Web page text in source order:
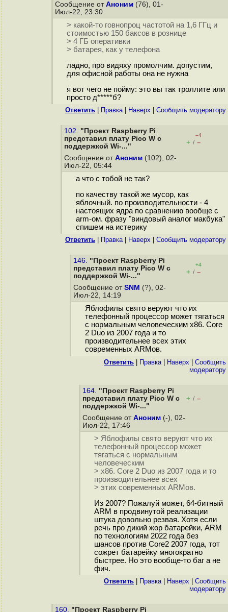
Сообщение от Аноним (76), 01-
Июл-22, 23:30
> какой-то говнопроц частотой на 1,6 ГГц и
стоимостью 150 баксов в рознице
> 4 ГБ оперативки
> батарея, как у телефона
ладно, про видяху промолчим. допустим,
для офисной работы она не нужна
я вот чего не пойму: это вы так троллите или
просто д*****б?
Ответить Правка| Наверх Cообщить модератору
102. "Проект Raspberry Pi
представил плату Pico W с
поддержкой Wi-..."
–4
+ / –
Сообщение от Аноним (102), 02-
Июл-22, 05:44
а что с тобой не так?
по качеству такой же мусор, как
яблочный. по производительности - 4
настоящих ядра по сравнению вообще с
arm-ом. фразу "виндовый аналог макбука"
спишем на истерику
Ответить Правка| Наверх Cообщить модератору
146. "Проект Raspberry Pi
представил плату Pico W с
поддержкой Wi-..."
+4
+ / –
Сообщение от SNM (?), 02-
Июл-22, 14:19
Яблофилы свято веруют что их
телефонный процессор может тягаться
с нормальным человеческим x86. Core
2 Duo из 2007 года и то
производительнее всех этих
современных ARMов.
Ответить Правка| Наверх
Cообщить
модератору
164. "Проект Raspberry Pi
представил плату Pico W с
поддержкой Wi-..."
+ / –
Сообщение от Аноним (-), 02-
Июл-22, 17:46
> Яблофилы свято веруют что их
телефонный процессор может
тягаться с нормальным
человеческим
> x86. Core 2 Duo из 2007 года и то
производительнее всех
> этих современных ARMов.
Из 2007? Пожалуй может, 64-битный
ARM в продвинутой реализации
штука довольно резвая. Хотя если
речь про дикий жор батарейки, ARM
по технологиям 2022 года без
шансов против Core2 2007 года, тот
сожрет батарейку многократно
быстрее. Но это вообще-то баг а не
фич.
Ответить Правка| Наверх
Cообщить
модератору
160. "Проект Raspberry Pi